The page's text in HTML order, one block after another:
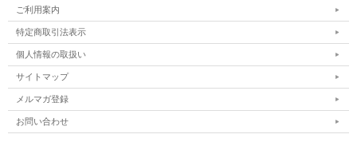
ご利用案内
特定商取引法表示
個人情報の取扱い
サイトマップ
メルマガ登録
お問い合わせ